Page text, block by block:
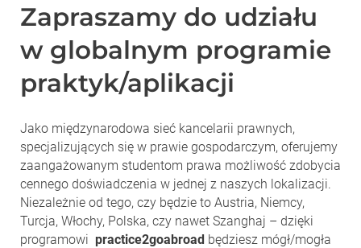
Zapraszamy do udziału
w globalnym programie
praktyk/aplikacji
Jako międzynarodowa sieć kancelarii prawnych,
specjalizujących się w prawie gospodarczym, oferujemy
zaangażowanym studentom prawa możliwość zdobycia
cennego doświadczenia w jednej z naszych lokalizacji.
Niezależnie od tego, czy będzie to Austria, Niemcy,
Turcja, Włochy, Polska, czy nawet Szanghaj – dzięki
programowi practice2goabroad będziesz mógł/mogła